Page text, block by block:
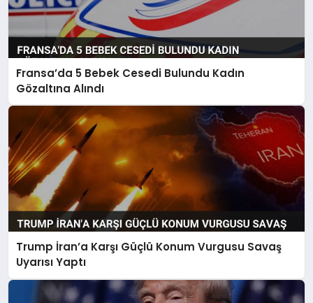
Fransa’da 5 Bebek Cesedi Bulundu Kadın
Gözaltına Alındı
Trump İran’a Karşı Güçlü Konum Vurgusu Savaş
Uyarısı Yaptı